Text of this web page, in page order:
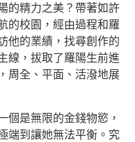
的精力之美？帶著如許
的校園，經由過程和羅
他的業績，找尋創作的
線，拔取了羅陽生前進
周全、平面、活潑地展
個是無限的金錢物慾，
端到讓她無法平衡。究